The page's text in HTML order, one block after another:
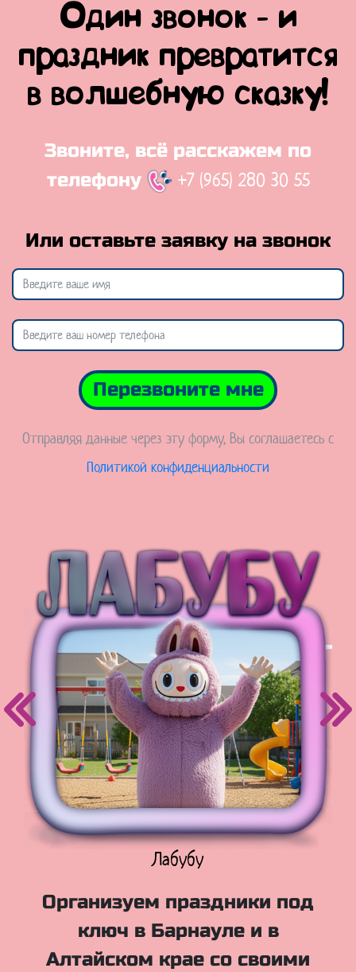
Один звонок - и
праздник превратится
в волшебную сказку!
Звоните, всё расскажем по
телефону
+7 (965) 280 30 55
Или оставьте заявку на звонок
Перезвоните мне
Отправляя данные через эту форму, Вы соглашаетесь с
Политикой конфиденциальности
Куклы Лол
Организуем праздники под
ключ в Барнауле и в
Алтайском крае со своими